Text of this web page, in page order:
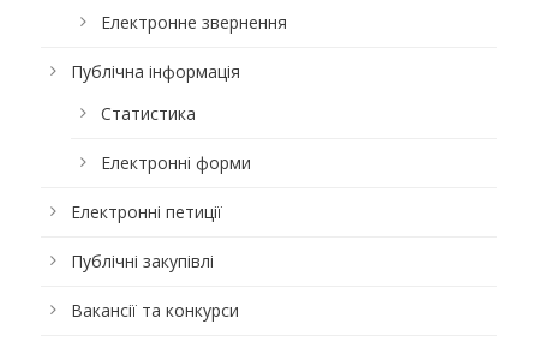
Електронне звернення
Публічна інформація
Статистика
Електронні форми
Електронні петиції
Публічні закупівлі
Вакансії та конкурси